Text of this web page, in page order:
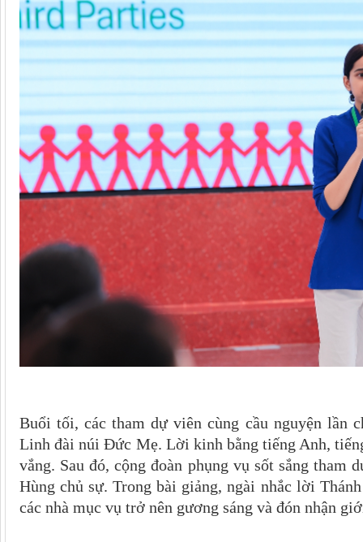
Buổi tối, các tham dự viên cùng cầu nguyện lần
Linh đài núi Đức Mẹ. Lời kinh bằng tiếng Anh,
vắng. Sau đó, cộng đoàn phụng vụ sốt sắng
Hùng chủ sự. Trong bài giảng, ngài nhắc lời
các nhà mục vụ trở nên gương sáng và đón nhận